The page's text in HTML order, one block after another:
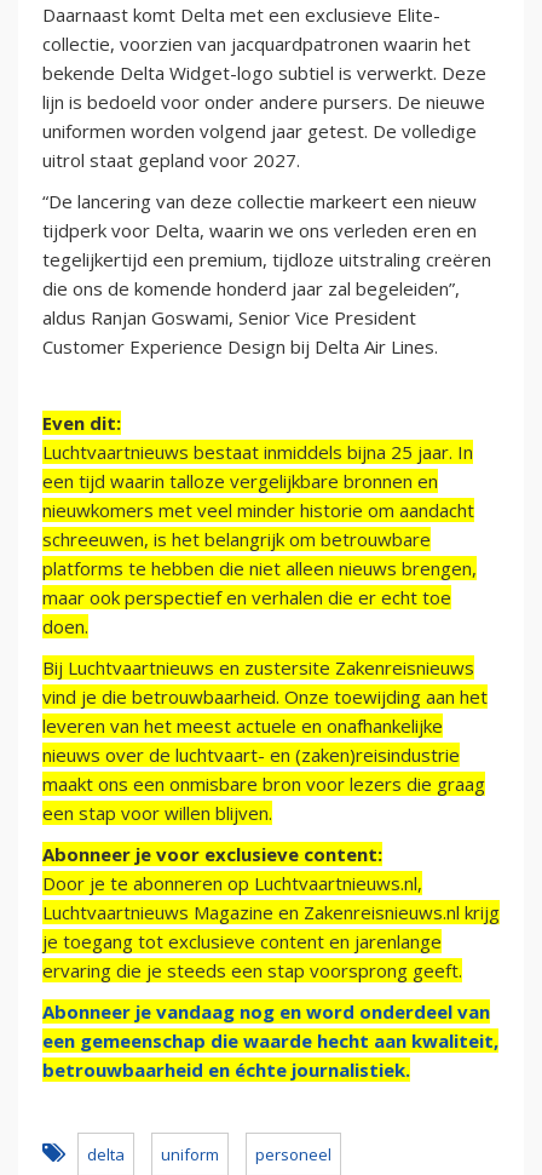
Daarnaast komt Delta met een exclusieve Elite-
collectie, voorzien van jacquardpatronen waarin het
bekende Delta Widget-logo subtiel is verwerkt. Deze
lijn is bedoeld voor onder andere pursers. De nieuwe
uniformen worden volgend jaar getest. De volledige
uitrol staat gepland voor 2027.
“De lancering van deze collectie markeert een nieuw
tijdperk voor Delta, waarin we ons verleden eren en
tegelijkertijd een premium, tijdloze uitstraling creëren
die ons de komende honderd jaar zal begeleiden”,
aldus Ranjan Goswami, Senior Vice President
Customer Experience Design bij Delta Air Lines.
Even dit:
Luchtvaartnieuws bestaat inmiddels bijna 25 jaar. In
een tijd waarin talloze vergelijkbare bronnen en
nieuwkomers met veel minder historie om aandacht
schreeuwen, is het belangrijk om betrouwbare
platforms te hebben die niet alleen nieuws brengen,
maar ook perspectief en verhalen die er echt toe
doen.
Bij Luchtvaartnieuws en zustersite Zakenreisnieuws
vind je die betrouwbaarheid. Onze toewijding aan het
leveren van het meest actuele en onafhankelijke
nieuws over de luchtvaart- en (zaken)reisindustrie
maakt ons een onmisbare bron voor lezers die graag
een stap voor willen blijven.
Abonneer je voor exclusieve content:
Door je te abonneren op Luchtvaartnieuws.nl,
Luchtvaartnieuws Magazine en Zakenreisnieuws.nl krijg
je toegang tot exclusieve content en jarenlange
ervaring die je steeds een stap voorsprong geeft.
Abonneer je vandaag nog en word onderdeel van
een gemeenschap die waarde hecht aan kwaliteit,
betrouwbaarheid en échte journalistiek.
delta uniform personeel